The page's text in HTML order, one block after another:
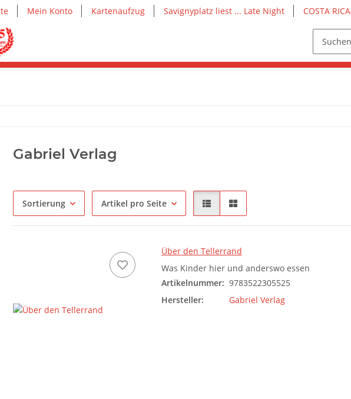
Mein Konto Kartenaufzug Savignyplatz liest ... Late Night COSTA RICA
Gabriel Verlag
Sortierung Artikel pro Seite
Über den Tellerrand
Was Kinder hier und anderswo essen
Artikelnummer: 9783522305525
Hersteller:
Gabriel Verlag